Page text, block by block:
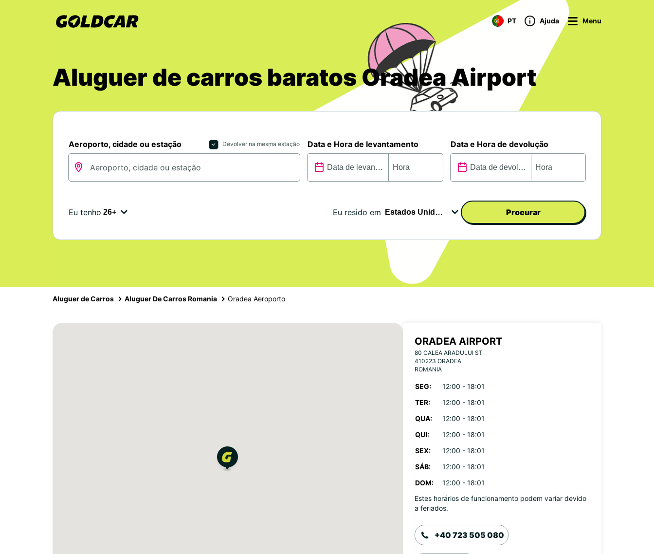
PT Ajuda Menu
Aluguer de carros baratos Oradea Airport
Aeroporto, cidade ou estação Devolver na mesma estação Data e Hora de levantamento Data e Hora de devolução
Eu tenho Eu resido em Procurar
Aluguer de Carros Aluguer De Carros Romania Oradea Aeroporto
ORADEA AIRPORT
80 CALEA ARADULUI ST
410223 ORADEA
ROMANIA
SEG:
12:00 - 18:01
TER:
12:00 - 18:01
QUA:
12:00 - 18:01
QUI:
12:00 - 18:01
SEX:
12:00 - 18:01
SÁB:
12:00 - 18:01
DOM:
12:00 - 18:01
Estes horários de funcionamento podem variar devido
a feriados.
+40 723 505 080